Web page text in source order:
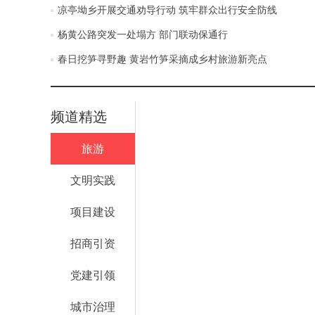
凉亭坳乡开展交通劝导行动 筑牢群众出行安全防线
杨黄公路突发一处塌方 部门联动保通行
春日挖笋寻野趣 黄岩竹笋采摘成乡村旅游新亮点
频道精选
旅游
文明实践
项目建设
招商引资
党建引领
城市治理